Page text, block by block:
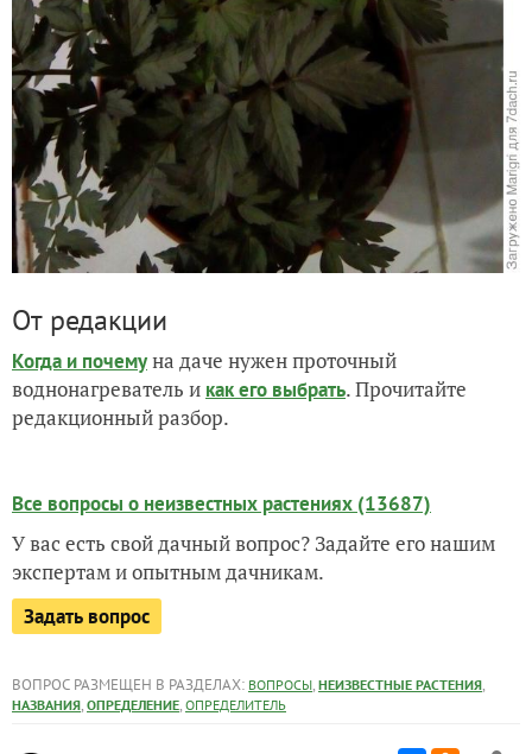
От редакции
Когда и почемуна даче нужен проточный
воднонагреватель и как его выбрать. Прочитайте
редакционный разбор.
Все вопросы о неизвестных растениях (13687)
У вас есть свой дачный вопрос? Задайте его нашим
экспертам и опытным дачникам.
Задать вопрос
ВОПРОС РАЗМЕЩЕН В РАЗДЕЛАХ: ВОПРОСЫ, НЕИЗВЕСТНЫЕ РАСТЕНИЯ,
НАЗВАНИЯ, ОПРЕДЕЛЕНИЕ, ОПРЕДЕЛИТЕЛЬ